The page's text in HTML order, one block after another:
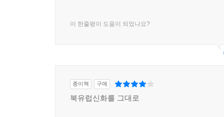
이 한줄평이 도움이 되었나요?
종이책 구매
북유럽신화를 그대로